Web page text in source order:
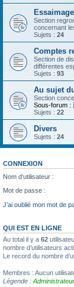
Section
concernant
Sujets : 24
Comptes
Section de
différentes
Sujets : 93
Au sujet
Section
Sous-forum :
Sujets : 22
Divers
Sujets : 24
CONNEXION
Nom d’utilisateur :
Mot de passe :
J’ai oublié mon mot de
QUI EST EN LIGNE
Au total il y a 62
nombre d’utilisateurs
Le record du nombre
Membres : Aucun
Légende :